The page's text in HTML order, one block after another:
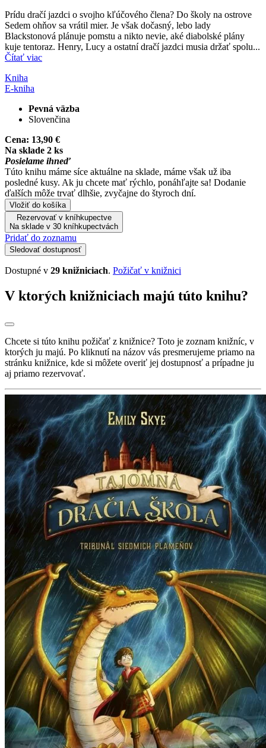
Prídu dračí jazdci o svojho kľúčového člena? Do školy na ostrove
Sedem ohňov sa vrátil mier. Je však dočasný, lebo lady
Blackstonová plánuje pomstu a nikto nevie, aké diabolské plány
kuje tentoraz. Henry, Lucy a ostatní dračí jazdci musia držať spolu...
Čítať viac
Kniha
E-kniha
Pevná väzba
Slovenčina
Cena: 13,90 €
Na sklade 2 ks
Posielame ihneď
Túto knihu máme síce aktuálne na sklade, máme však už iba
posledné kusy. Ak ju chcete mať rýchlo, ponáhľajte sa! Dodanie
ďalších môže trvať dlhšie, zvyčajne do štyroch dní.
Vložiť do košíka
Rezervovať v kníhkupectve
Na sklade v 30 kníhkupectvách
Pridať do zoznamu
Sledovať dostupnosť
Dostupné v 29 knižniciach. Požičať v knižnici
V ktorých knižniciach majú túto knihu?
Chcete si túto knihu požičať z knižnice? Toto je zoznam knižníc, v
ktorých ju majú. Po kliknutí na názov vás presmerujeme priamo na
stránku knižnice, kde si môžete overiť jej dostupnosť a prípadne ju
aj priamo rezervovať.